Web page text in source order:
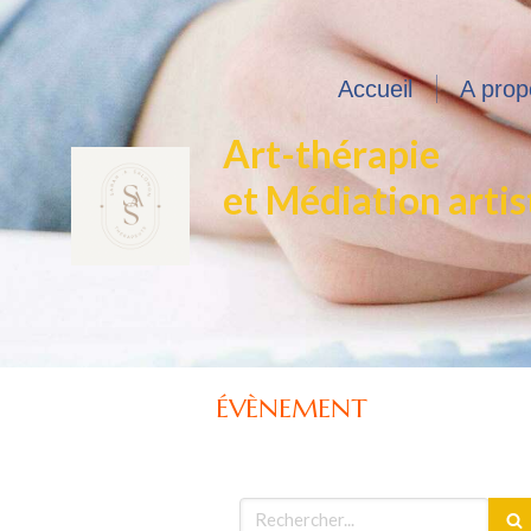
Accueil A
Art-thérapie
et Médiation
ÉVÈNEMENT
Rechercher